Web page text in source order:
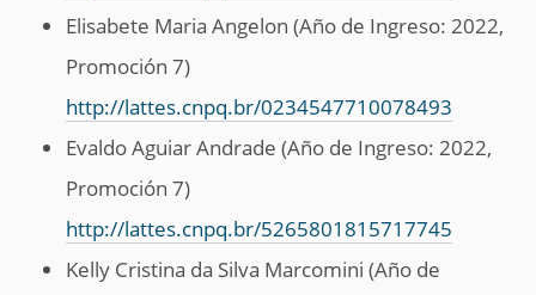
Elisabete Maria Angelon (Año de Ingreso: 2022,
Promoción 7)
http://lattes.cnpq.br/0234547710078493
Evaldo Aguiar Andrade (Año de Ingreso: 2022,
Promoción 7)
http://lattes.cnpq.br/5265801815717745
Kelly Cristina da Silva Marcomini (Año de